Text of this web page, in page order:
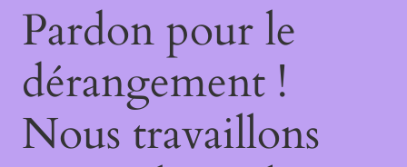
Pardon pour le
dérangement !
Nous travaillons